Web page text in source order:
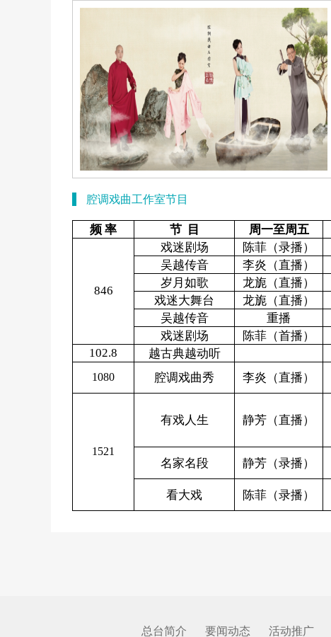
腔调戏曲工作室节目
频 率 节 目 周一至周五
846
戏迷剧场 陈菲（录播）
吴越传音
李炎（直播）
岁月如歌
龙旎（直播）
戏迷大舞台
龙旎（直播）
吴越传音
重播
戏迷剧场
陈菲（首播）
102.8
越古典越动听
1080 腔调戏曲秀 李炎（直播）
1521
有戏人生 静芳 （直播）
名家名段 静芳（录播）
看大戏 陈菲（录播）
总台简介 要闻动态 活动推广